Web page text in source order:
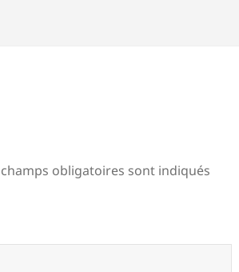
champs obligatoires sont indiqués